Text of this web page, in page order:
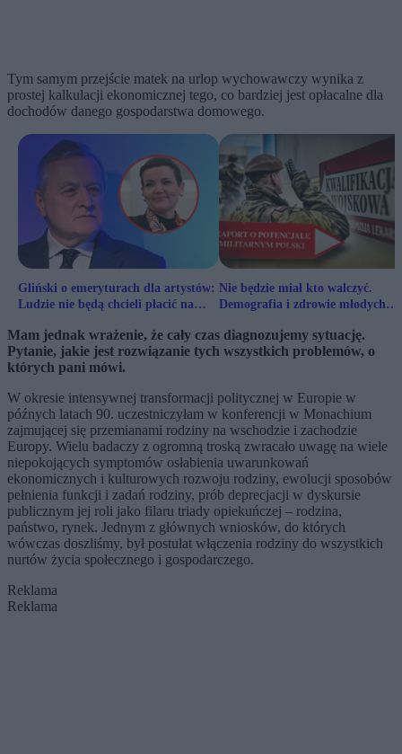
Tym samym przejście matek na urlop wychowawczy wynika z
prostej kalkulacji ekonomicznej tego, co bardziej jest opłacalne dla
dochodów danego gospodarstwa domowego.
Gliński o emeryturach dla artystów:
Ludzie nie będą chcieli płacić na
Nie będzie miał kto walczyć.
Demografia i zdrowie młodych
Mam jednak wrażenie, że cały czas diagnozujemy sytuację.
Pytanie, jakie jest rozwiązanie tych wszystkich problemów, o
których pani mówi.
W okresie intensywnej transformacji politycznej w Europie w
późnych latach 90. uczestniczyłam w konferencji w Monachium
zajmującej się przemianami rodziny na wschodzie i zachodzie
Europy. Wielu badaczy z ogromną troską zwracało uwagę na wiele
niepokojących symptomów osłabienia uwarunkowań
ekonomicznych i kulturowych rozwoju rodziny, ewolucji sposobów
pełnienia funkcji i zadań rodziny, prób deprecjacji w dyskursie
publicznym jej roli jako filaru triady opiekuńczej – rodzina,
państwo, rynek. Jednym z głównych wniosków, do których
wówczas doszliśmy, był postulat włączenia rodziny do wszystkich
nurtów życia społecznego i gospodarczego.
Reklama
Reklama